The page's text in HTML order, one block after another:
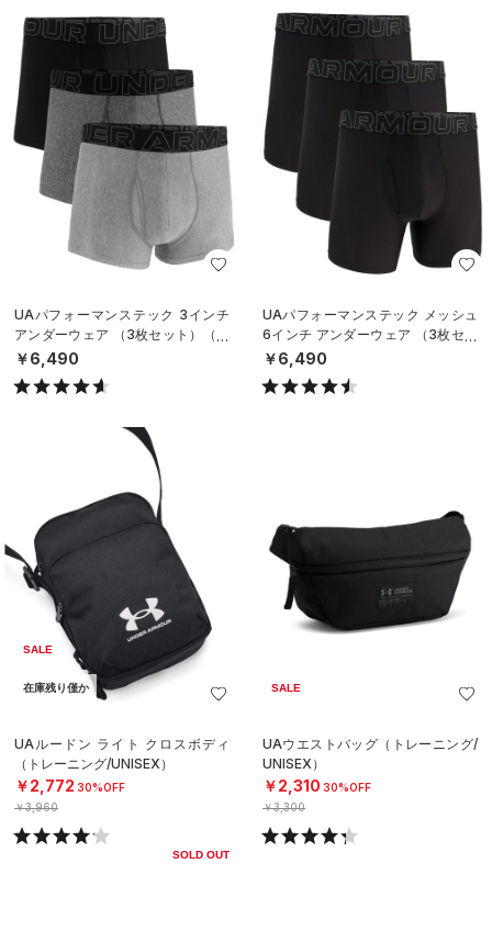
UAパフォーマンステック 3インチ
アンダーウェア （3枚セット）（ト
レーニング/MEN）
￥6,490
UAパフォーマンステック メッシュ
6インチ アンダーウェア （3枚セッ
ト）（トレーニング/MEN）
￥6,490
SALE
在庫残り僅か
UAルードン ライト クロスボディ
（トレーニング/UNISEX）
￥2,772 30%OFF
￥3,960
SOLD OUT
SALE
UAウエストバッグ（トレーニング/
UNISEX）
￥2,310 30%OFF
￥3,300